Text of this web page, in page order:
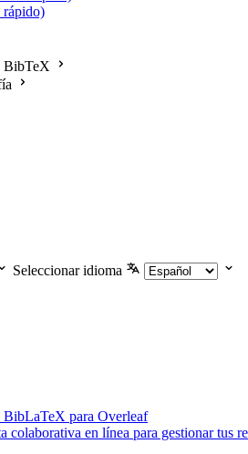
rápido)
BibTeX
Seleccionar idioma
para Overleaf
colaborativa en línea para gestionar tus